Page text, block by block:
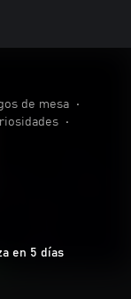
de mesa
•
•
en 5 días